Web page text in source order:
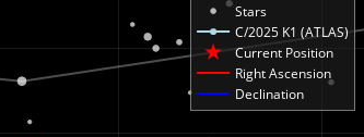
Stars
C/2025 K1 (ATLAS)
Current Position
Right Ascension
Declination